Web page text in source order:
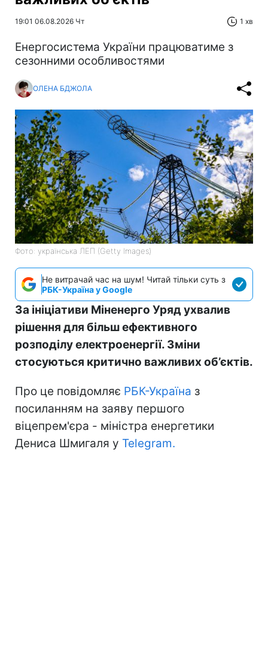
19:01 06.08.2026 Чт 1 хв
Енергосистема України працюватиме з
сезонними особливостями
ОЛЕНА БДЖОЛА
Фото: українська ЛЕП (Getty Images)
Не витрачай час на шум! Читай тільки суть з
РБК-Україна у Google
За ініціативи Міненерго Уряд ухвалив
рішення для більш ефективного
розподілу електроенергії. Зміни
стосуються критично важливих об’єктів.
Про це повідомляє РБК-Україна з
посиланням на заяву першого
віцепрем'єра - міністра енергетики
Дениса Шмигаля у Telegram.